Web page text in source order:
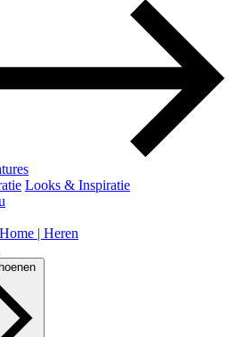
Looks & Inspiratie
Home | Heren